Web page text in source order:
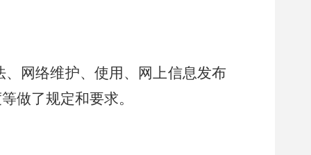
网络维护、使用、网上信息发布
做了规定和要求。